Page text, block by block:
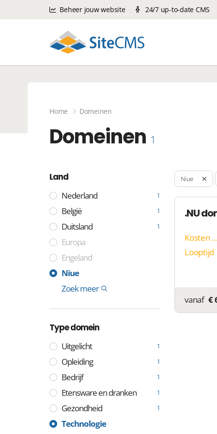
Home Domeinen
Domeinen 1
Land
Nederland 1
België 1
Duitsland 1
Europa
Engeland
Frankrijk
Zweden
Spanje
Italië
India
China
Cocoseilanden
Tuvalu
Niue
Montenegro
Colombia
Somalië
Laos
Internationaal
Zoek meer
Type domein
Uitgelicht 1
Opleiding 1
Bedrijf 1
Etensware en dranken 1
Gezondheid 1
Industrie
Media
Technologie
Niue
.NU
Kosten p/j
Looptijd
vanaf €
Beheer jouw website 24/7 up-to-date CMS